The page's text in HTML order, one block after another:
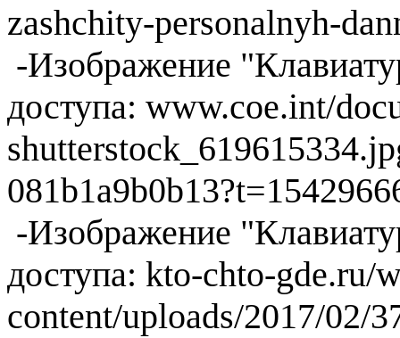
zashchity-personalnyh-
-Изображение
доступа: www.coe.int/
-Изображение
доступа: kto-chto-gde.ru/
content/uploads/2017/02/